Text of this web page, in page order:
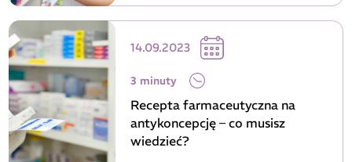
14.09.2023
3 minuty
Recepta farmaceutyczna na
antykoncepcję – co musisz
wiedzieć?